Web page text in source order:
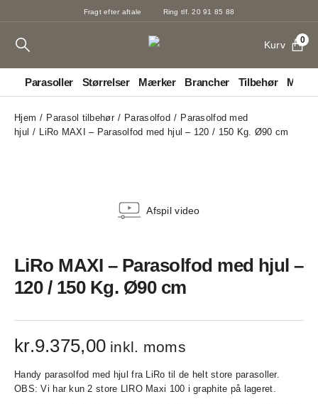
Fragt efter aftale Ring tlf. 20 91 85 88
Kurv 0
Parasoller Størrelser Mærker Brancher Tilbehør
Hjem Parasol tilbehør Parasolfod
Parasolfod med
hjul
LiRo MAXI – Parasolfod med hjul – 120 / 150 Kg. Ø90 cm
Afspil video
LiRo MAXI – Parasolfod med hjul –
120 / 150 Kg. Ø90 cm
kr.9.375,00 inkl. moms
Handy parasolfod med hjul fra LiRo til de helt store parasoller.
OBS: Vi har kun 2 store LIRO Maxi 100 i graphite på lageret.